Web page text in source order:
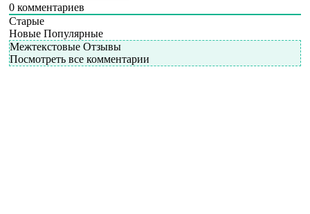
0 комментариев
Старые
Новые Популярные
Межтекстовые Отзывы
Посмотреть все комментарии